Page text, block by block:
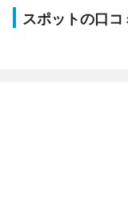
スポットの口コ